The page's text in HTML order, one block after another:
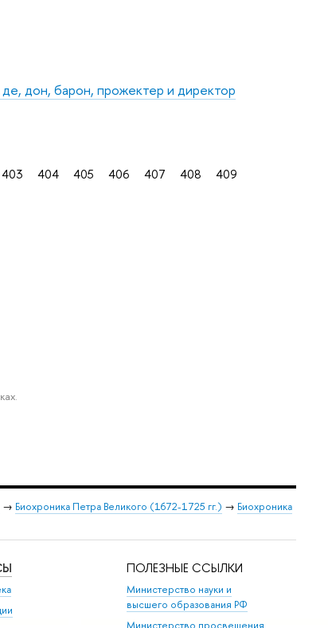
дон, барон, прожектер и директор
403 404 405 406 407 408
409
→ Биохроника Петра Великого (1672-1725 гг.) → Биохроника
ПОЛЕЗНЫЕ ССЫЛКИ
Министерство науки и
высшего образования РФ
Министерство просвещения